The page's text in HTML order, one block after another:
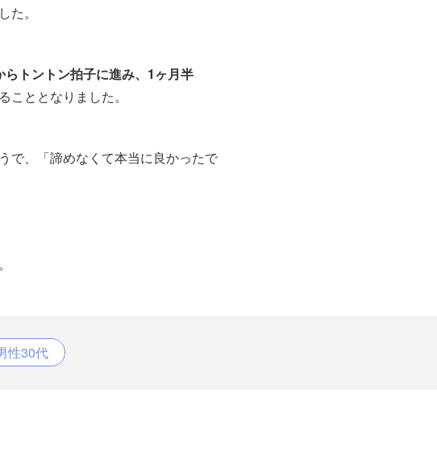
。
トントン拍子に進み、1ヶ月半
ととなりました。
で、「諦めなくて本当に良かったで
性30代